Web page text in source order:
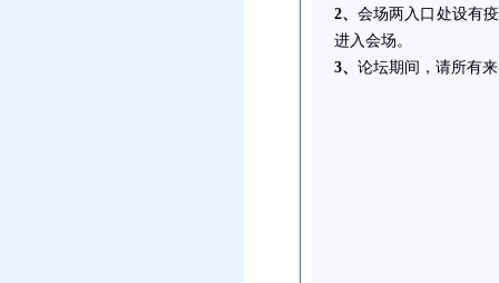
2、 会场两入口处设有
进入会场。
3、 论坛期间，请所有